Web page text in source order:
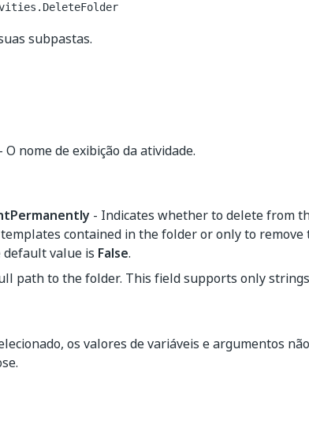
subpastas.
- O nome de exibição da atividade.
- Indicates whether to delete from
contained in the folder or only to
value is False.
path to the folder. This field supports only
os valores de variáveis e argumentos